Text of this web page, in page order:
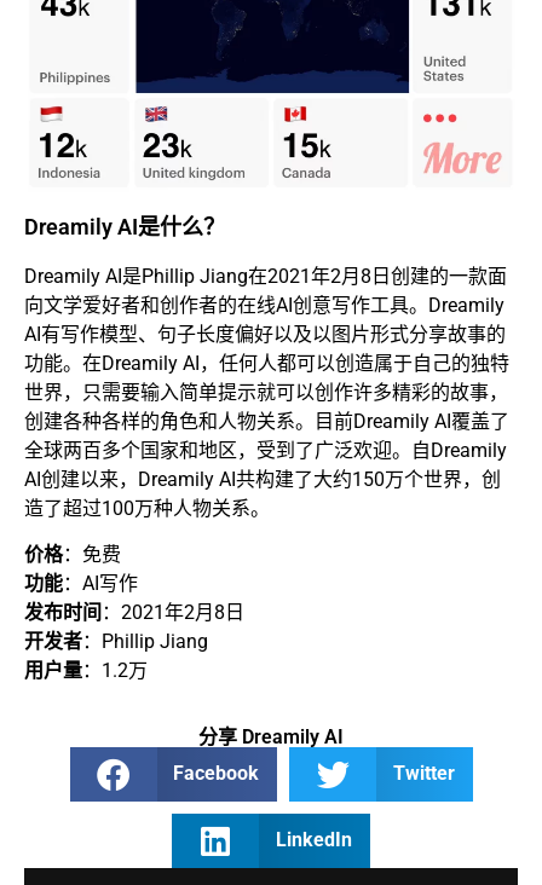
Dreamily AI是什么？
Dreamily AI是Phillip Jiang在2021年2月8日创建的一款面
向文学爱好者和创作者的在线AI创意写作工具。Dreamily
AI有写作模型、句子长度偏好以及以图片形式分享故事的
功能。在Dreamily AI，任何人都可以创造属于自己的独特
世界，只需要输入简单提示就可以创作许多精彩的故事，
创建各种各样的角色和人物关系。目前Dreamily AI覆盖了
全球两百多个国家和地区，受到了广泛欢迎。自Dreamily
AI创建以来，Dreamily AI共构建了大约150万个世界，创
造了超过100万种人物关系。
价格：免费
功能：AI写作
发布时间 ：2021年2月8日
开发者：Phillip Jiang
用户量：1.2万
分享 Dreamily AI
Facebook
Twitter
LinkedIn